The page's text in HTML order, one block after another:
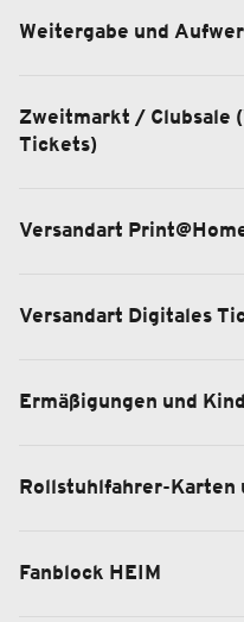
Weitergabe und
Zweitmarkt / Clubsale
Tickets)
Versandart
Versandart Digitales
Ermäßigungen und
Rollstuhlfahrer-Karten
Fanblock HEIM